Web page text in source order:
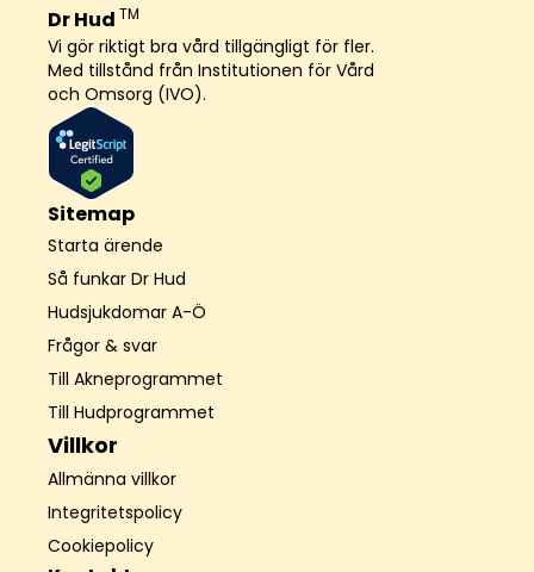
Dr Hud TM
Vi gör riktigt bra vård tillgängligt för fler.
Med tillstånd från Institutionen för Vård
och Omsorg (IVO).
Sitemap
Starta ärende
Så funkar Dr Hud
Hudsjukdomar A-Ö
Frågor & svar
Till Akneprogrammet
Till Hudprogrammet
Villkor
Allmänna villkor
Integritetspolicy
Cookiepolicy